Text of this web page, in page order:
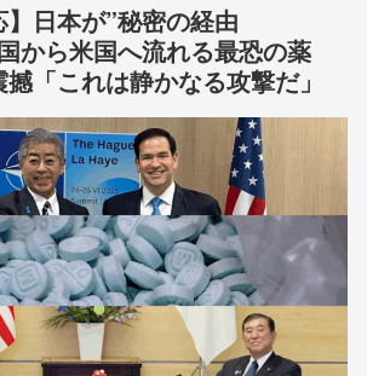
】日本が”秘密の経由
から米国へ流れる最恐の薬
「これは静かなる攻撃だ」